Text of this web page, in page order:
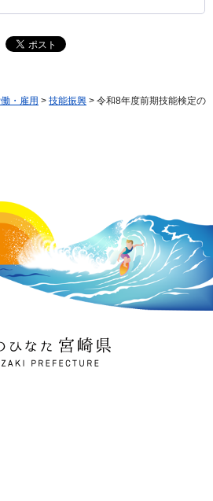
・雇用 > 技能振興 > 令和8年度前期技能検定の
なた 宮崎県
PREFECTURE